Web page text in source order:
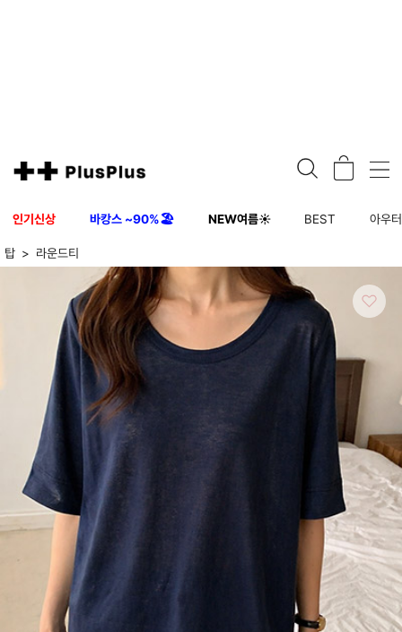
인기신상 바캉스 ~90%🏖️ NEW여름☀️ BEST 아우터
탑 라운드티